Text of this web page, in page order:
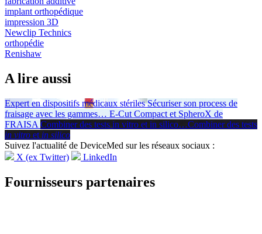
implant orthopédique
impression 3D
Newclip Technics
orthopédie
Renishaw
A lire aussi
Expert en dispositifs médicaux stériles Sécuriser son process de
fraisage avec les gammes… E-Cut Compact et SpheroX de
FRAISA Combiner des tests in vitro et in silico…Combiner des tests
in vitro et in silico
Suivez l'actualité de DeviceMed sur les réseaux sociaux :
X (ex Twitter)
LinkedIn
Fournisseurs partenaires